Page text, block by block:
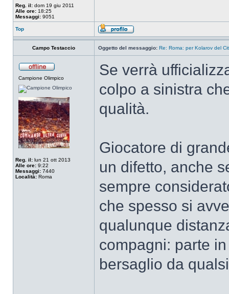
Reg. il: dom 19 giu 2011
Alle ore: 18:25
Messaggi: 9051
Top
Campo Testaccio Oggetto del messaggio: Re: Roma: per Kolarov del
Campione Olimpico
Reg. il: lun 21 ott 2013
Alle ore: 9:22
Messaggi: 7440
Località: Roma
Se verrà
colpo a sinistra
qualità.
Giocatore di
un difetto, anche
sempre
che spesso si
qualunque
compagni: parte
bersaglio da